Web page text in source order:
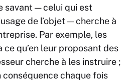
savant — celui qui est
de l’objet — cherche à
Par exemple, les
ce qu’en leur proposant des
cherche à les instruire ;
conséquence chaque fois